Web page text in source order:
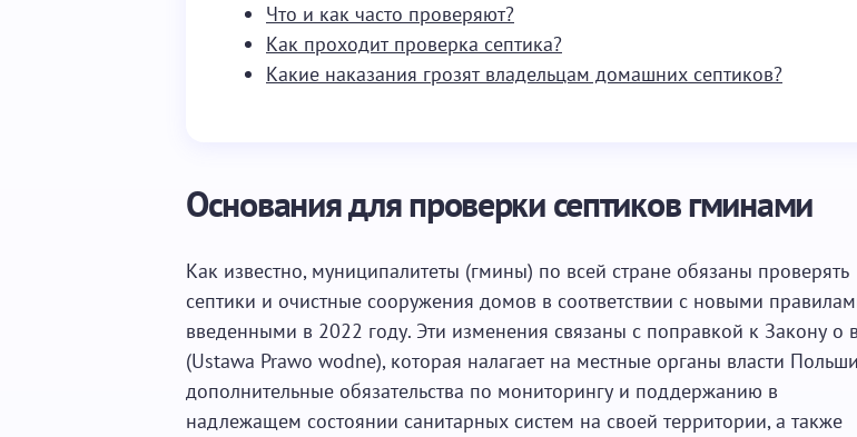
Что и как часто проверяют?
Как проходит проверка септика?
Какие наказания грозят владельцам домашних септиков?
Основания для проверки септиков гминами
Как известно, муниципалитеты (гмины) по всей стране обязаны проверять
септики и очистные сооружения домов в соответствии с новыми
введенными в 2022 году. Эти изменения связаны с поправкой к Закону о
(Ustawa Prawo wodne), которая налагает на местные органы власти Польши
дополнительные обязательства по мониторингу и поддержанию в
надлежащем состоянии санитарных систем на своей территории, а также